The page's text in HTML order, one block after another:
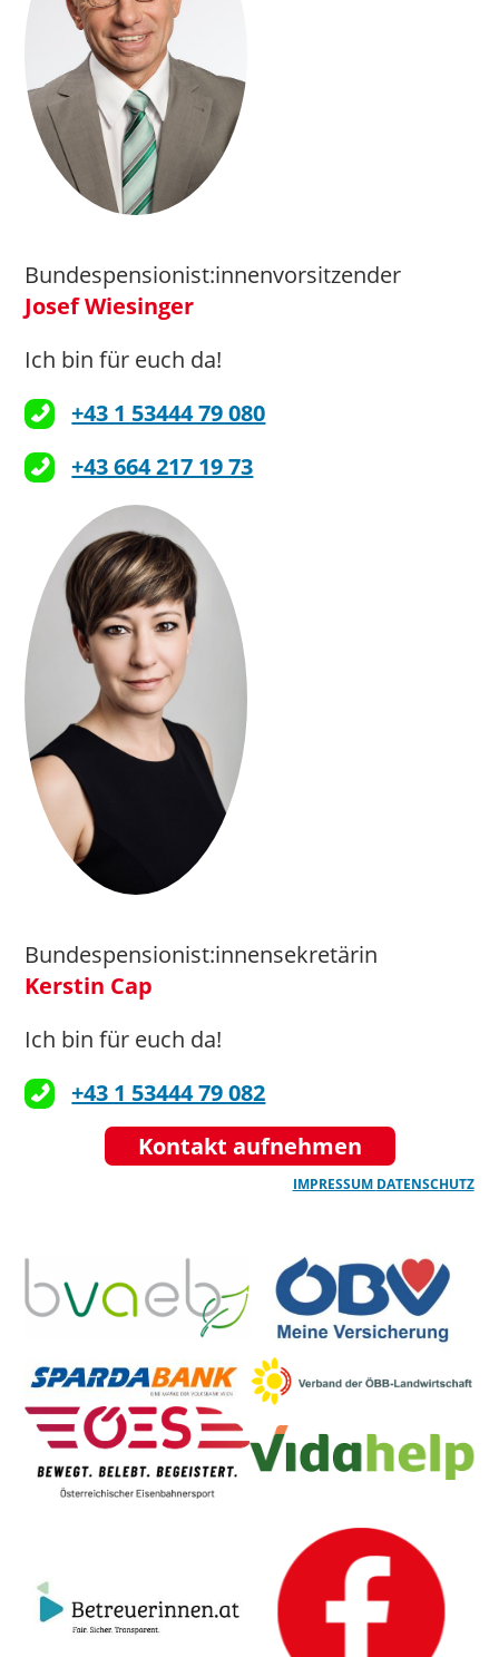
Bundespensionist:innenvorsitzender
Josef Wiesinger
Ich bin für euch da!
+43 1 53444 79 080
+43 664 217 19 73
Bundespensionist:innensekretärin
Kerstin Cap
Ich bin für euch da!
+43 1 53444 79 082
Kontakt aufnehmen
IMPRESSUM DATENSCHUTZ